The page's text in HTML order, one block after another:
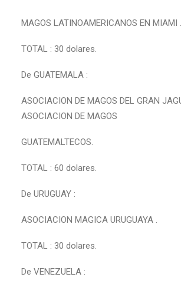
MAGOS LATINOAMERICANOS EN MIAMI .
TOTAL : 30 dolares.
De GUATEMALA :
ASOCIACION DE MAGOS DEL GRAN
ASOCIACION DE MAGOS
GUATEMALTECOS.
TOTAL : 60 dolares.
De URUGUAY :
ASOCIACION MAGICA URUGUAYA .
TOTAL : 30 dolares.
De VENEZUELA :